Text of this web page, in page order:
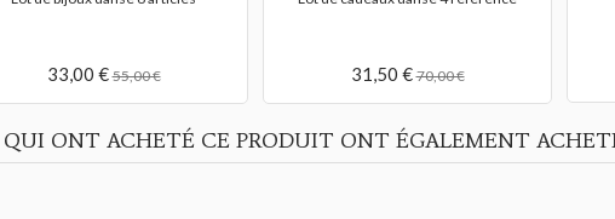
QUI ONT ACHETÉ CE PRODUIT ONT ÉGALEMENT